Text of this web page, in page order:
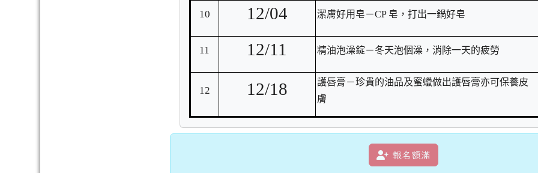
10 12/04 潔膚好用皂－CP 皂，打出一鍋好皂
11 12/11 精油泡澡錠－冬天泡個澡，消除一天的疲勞
12 12/18
護唇膏－珍貴的油品及蜜蠟做出護唇膏亦可保養皮
膚
報名額滿